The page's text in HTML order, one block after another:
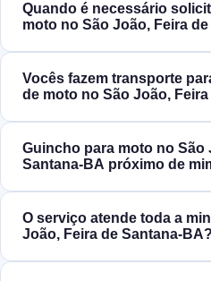
Quando é necessário
moto no São João, Feira de
Vocês fazem transporte
de moto no São João,
Guincho para moto no São
Santana‑BA próximo de
O serviço atende toda a
João, Feira de Santana‑BA?